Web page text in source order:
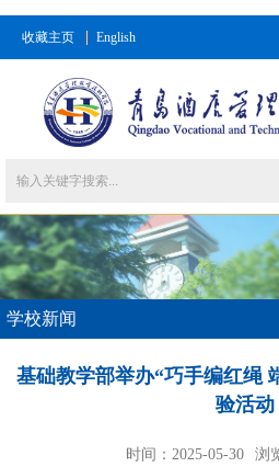
收藏主页 English
学校新闻
基础教学部举办“巧手编红绳
验活动
时间：2025-05-30 浏